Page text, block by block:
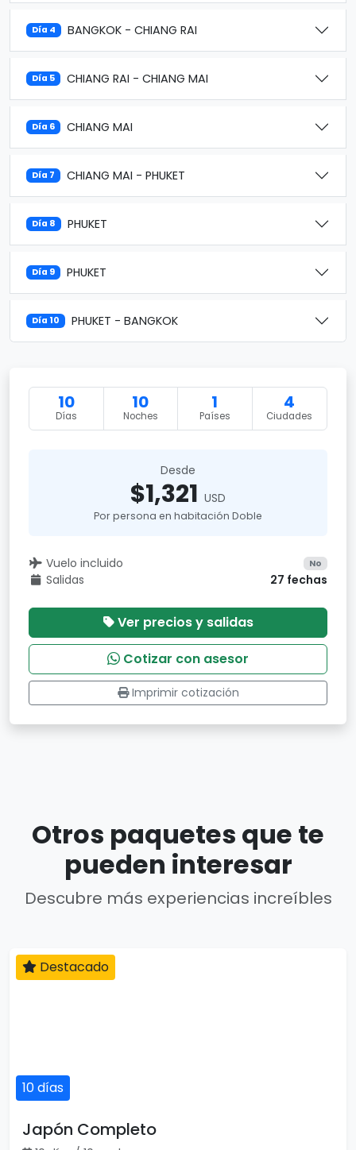
Día 4 BANGKOK - CHIANG RAI
Día 5 CHIANG RAI - CHIANG MAI
Día 6 CHIANG MAI
Día 7 CHIANG MAI - PHUKET
Día 8 PHUKET
Día 9 PHUKET
Día 10 PHUKET - BANGKOK
10
Días
10
Noches
1
Países
4
Ciudades
Desde
$1,321 USD
Por persona en habitación Doble
Vuelo incluido No
Salidas 27 fechas
Ver precios y salidas
Cotizar con asesor
Imprimir cotización
Otros paquetes que te
pueden interesar
Descubre más experiencias increíbles
10 días
Destacado
Japón Completo